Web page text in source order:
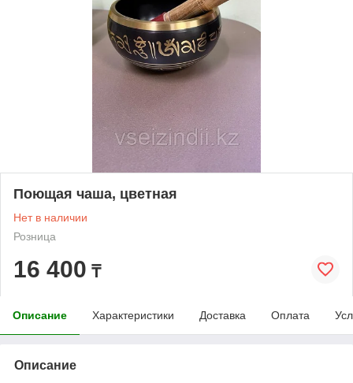
Поющая чаша, цветная
Нет в наличии
Розница
16 400 ₸
Описание Характеристики Доставка Оплата
Описание